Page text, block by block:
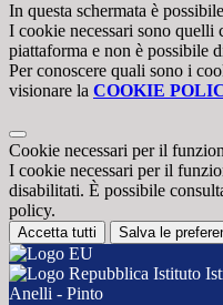
In questa schermata è
I cookie necessari sono quelli
piattaforma e non è possibile
Per conoscere quali sono i
visionare la COOKIE
Cookie necessari per il
I cookie necessari per il
disabilitati. È possibile
policy.
Accetta tutti Salva le
Istituto
Anelli - Pinto